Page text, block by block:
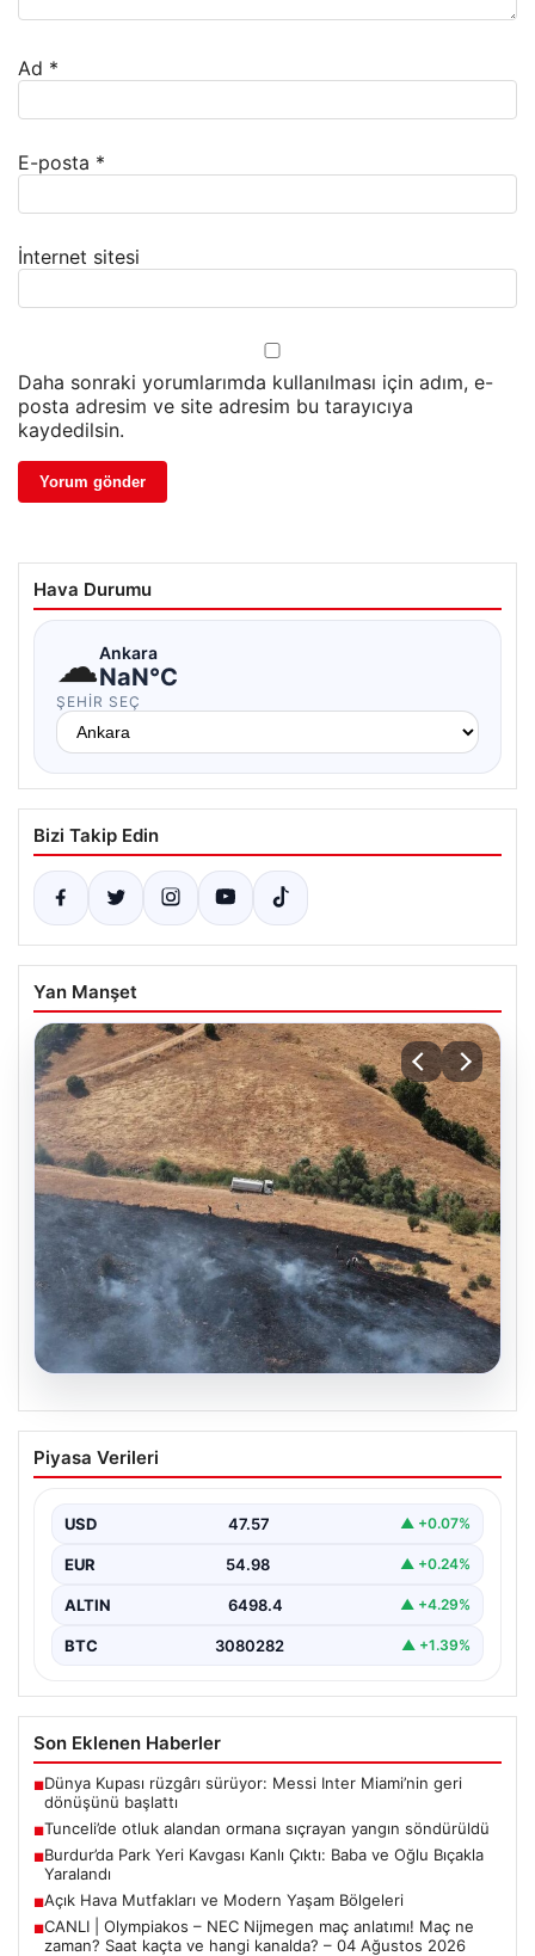
Ad *
E-posta *
İnternet sitesi
Daha sonraki yorumlarımda kullanılması için adım, e-
posta adresim ve site adresim bu tarayıcıya
kaydedilsin.
Hava Durumu
☁Ankara
NaN°C
ŞEHIR SEÇ
Bizi Takip Edin
Yan Manşet
Tunceli’de otluk alandan ormana
sıçrayan yangın söndürüldü
Piyasa Verileri
USD 47.57 ▲ +0.07%
EUR 54.98 ▲ +0.24%
ALTIN 6498.4 ▲ +4.29%
BTC 3080282 ▲ +1.39%
Son Eklenen Haberler
■Dünya Kupası rüzgârı sürüyor: Messi Inter Miami’nin geri
dönüşünü başlattı
■Tunceli’de otluk alandan ormana sıçrayan yangın söndürüldü
■Burdur’da Park Yeri Kavgası Kanlı Çıktı: Baba ve Oğlu Bıçakla
Yaralandı
■Açık Hava Mutfakları ve Modern Yaşam Bölgeleri
■CANLI | Olympiakos – NEC Nijmegen maç anlatımı! Maç ne
zaman? Saat kaçta ve hangi kanalda? – 04 Ağustos 2026